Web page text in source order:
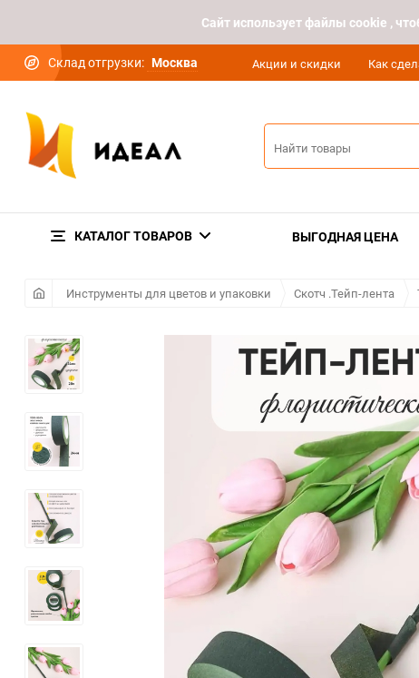
Cайт использует файлы cookie ,
Склад отгрузки: Москва Акции и скидки Как
КАТАЛОГ ТОВАРОВ ВЫГОДНАЯ ЦЕНА
Инструменты для цветов и упаковки Скотч .Тейп-лента